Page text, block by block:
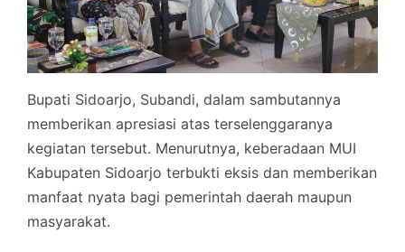
Bupati Sidoarjo, Subandi, dalam sambutannya
memberikan apresiasi atas terselenggaranya
kegiatan tersebut. Menurutnya, keberadaan MUI
Kabupaten Sidoarjo terbukti eksis dan memberikan
manfaat nyata bagi pemerintah daerah maupun
masyarakat.